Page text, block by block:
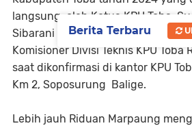
langsung oleh Ketua KPU Toba,
Sibarani tertanggal 22 September
Komisioner Divisi Teknis KPU Toba
saat dikonfirmasi di kantor KPU
Km 2, Soposurung Balige.
Lebih jauh Riduan Marpaung
Berita Terbaru